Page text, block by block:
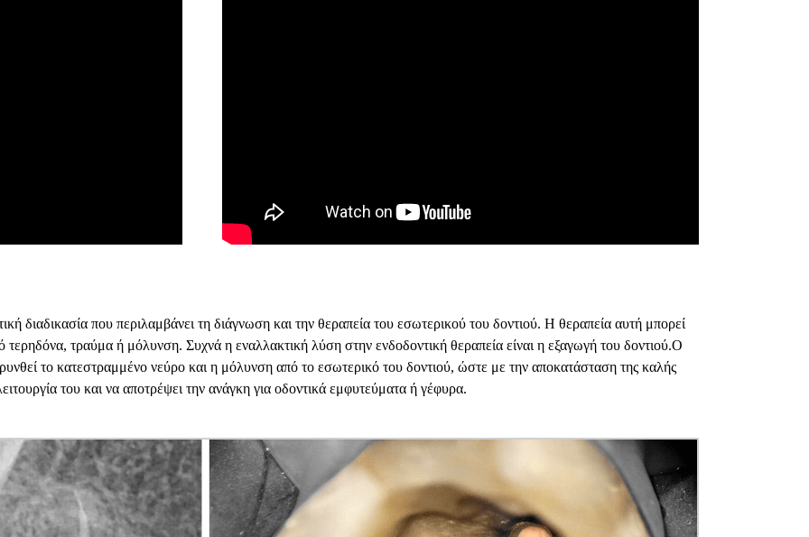
διαδικασία που περιλαμβάνει τη διάγνωση και την θεραπεία του εσωτερικού του δοντιού. Η θεραπεία αυτή μπορεί
τερηδόνα, τραύμα ή μόλυνση. Συχνά η εναλλακτική λύση στην ενδοδοντική θεραπεία είναι η εξαγωγή του δοντιού.Ο
το κατεστραμμένο νεύρο και η μόλυνση από το εσωτερικό του δοντιού, ώστε με την αποκατάσταση της καλής
του και να αποτρέψει την ανάγκη για οδοντικά εμφυτεύματα ή γέφυρα.